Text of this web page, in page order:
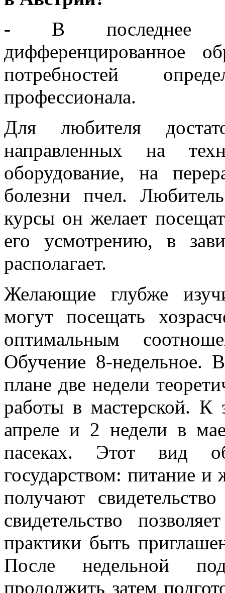
- В последнее
дифференцированное
потребностей
профессионала.
Для любителя
направленных на
оборудование, на
болезни пчел.
курсы он желает
его усмотрению, в
располагает.
Желающие глубже
могут посещать
оптимальным
Обучение 8-недельное.
плане две недели
работы в мастерской. К
апреле и 2 недели в
пасеках. Этот вид
государством: питание
получают
свидетельство
практики быть
После недельной
продолжить затем